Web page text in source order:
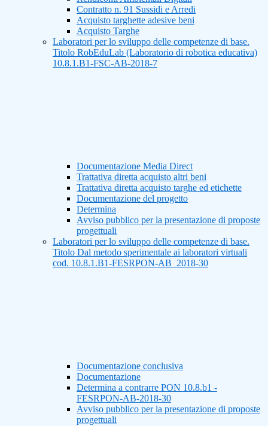
Contratto n. 91 Sussidi e Arredi
Acquisto targhette adesive beni
Acquisto Targhe
Laboratori per lo sviluppo delle competenze di base.
Titolo RobEduLab (Laboratorio di robotica educativa)
10.8.1.B1-FSC-AB-2018-7
Documentazione Media Direct
Trattativa diretta acquisto altri beni
Trattativa diretta acquisto targhe ed etichette
Documentazione del progetto
Determina
Avviso pubblico per la presentazione di proposte
progettuali
Laboratori per lo sviluppo delle competenze di base.
Titolo Dal metodo sperimentale ai laboratori virtuali
cod. 10.8.1.B1-FESRPON-AB_2018-30
Documentazione conclusiva
Documentazione
Determina a contrarre PON 10.8.b1 -
FESRPON-AB-2018-30
Avviso pubblico per la presentazione di proposte
progettuali